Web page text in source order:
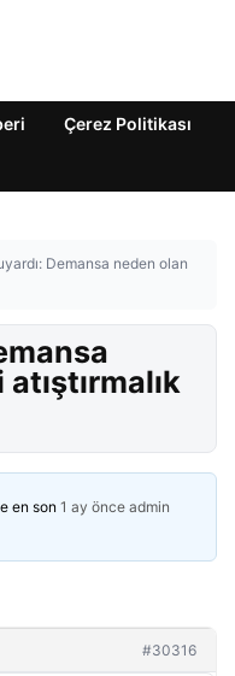
Çerez Politikası
Demansa neden olan
en son 1 ay önce admin
#30316